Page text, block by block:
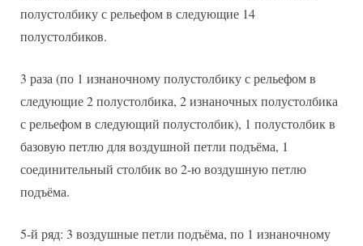
полустолбику с рельефом в следующие 14
полустолбиков.
3 раза (по 1 изнаночному полустолбику с рельефом в
следующие 2 полустолбика, 2 изнаночных полустолбика
с рельефом в следующий полустолбик), 1 полустолбик в
базовую петлю для воздушной петли подъёма, 1
соединительный столбик во 2-ю воздушную петлю
подъёма.
5-й ряд: 3 воздушные петли подъёма, по 1 изнаночному